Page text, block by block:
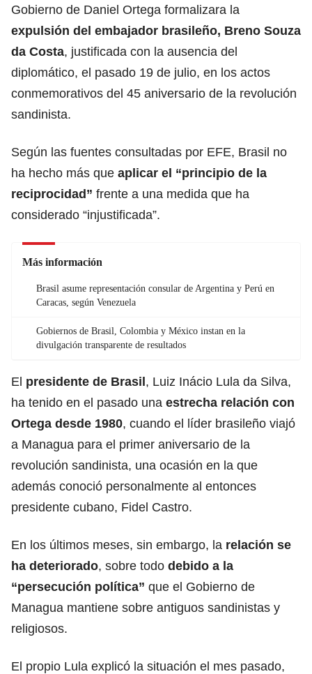
Gobierno de Daniel Ortega formalizara la
expulsión del embajador brasileño, Breno Souza
da Costa, justificada con la ausencia del
diplomático, el pasado 19 de julio, en los actos
conmemorativos del 45 aniversario de la revolución
sandinista.
Según las fuentes consultadas por EFE, Brasil no
ha hecho más que aplicar el “principio de la
reciprocidad” frente a una medida que ha
considerado “injustificada”.
Más información
Brasil asume representación consular de Argentina y Perú en
Caracas, según Venezuela
Gobiernos de Brasil, Colombia y México instan en la
divulgación transparente de resultados
El presidente de Brasil, Luiz Inácio Lula da Silva,
ha tenido en el pasado una estrecha relación con
Ortega desde 1980, cuando el líder brasileño viajó
a Managua para el primer aniversario de la
revolución sandinista, una ocasión en la que
además conoció personalmente al entonces
presidente cubano, Fidel Castro.
En los últimos meses, sin embargo, la relación se
ha deteriorado, sobre todo debido a la
“persecución política” que el Gobierno de
Managua mantiene sobre antiguos sandinistas y
religiosos.
El propio Lula explicó la situación el mes pasado,